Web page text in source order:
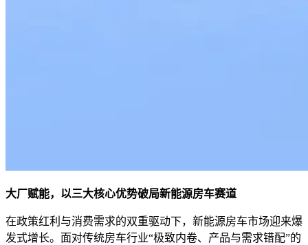
大厂赋能，以三大核心优势破局新能源房车赛道
在政策红利与消费需求的双重驱动下，新能源房车市场迎来爆
发式增长。面对传统房车行业“极致内卷、产品与需求错配”的